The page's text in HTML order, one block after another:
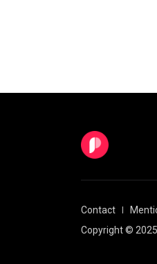
Contact
Copyright ©